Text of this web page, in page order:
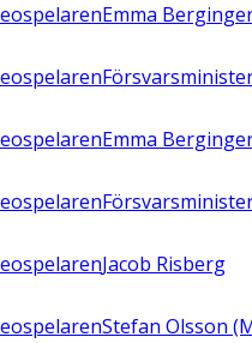
Emma
Emma
Jacob Risberg
Stefan Olsson